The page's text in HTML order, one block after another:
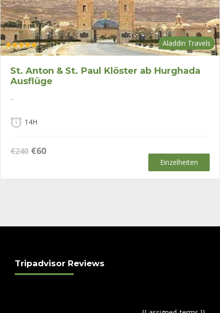
Aladdin Travels
Bewertet mit
St. Anton & St. Paul Klöster ab Hurghada
Ausflüge
..
14H
€240 Ursprünglicher
€240
€60Aktueller
€60.
Einzelheiten
Tripadvisor Reviews